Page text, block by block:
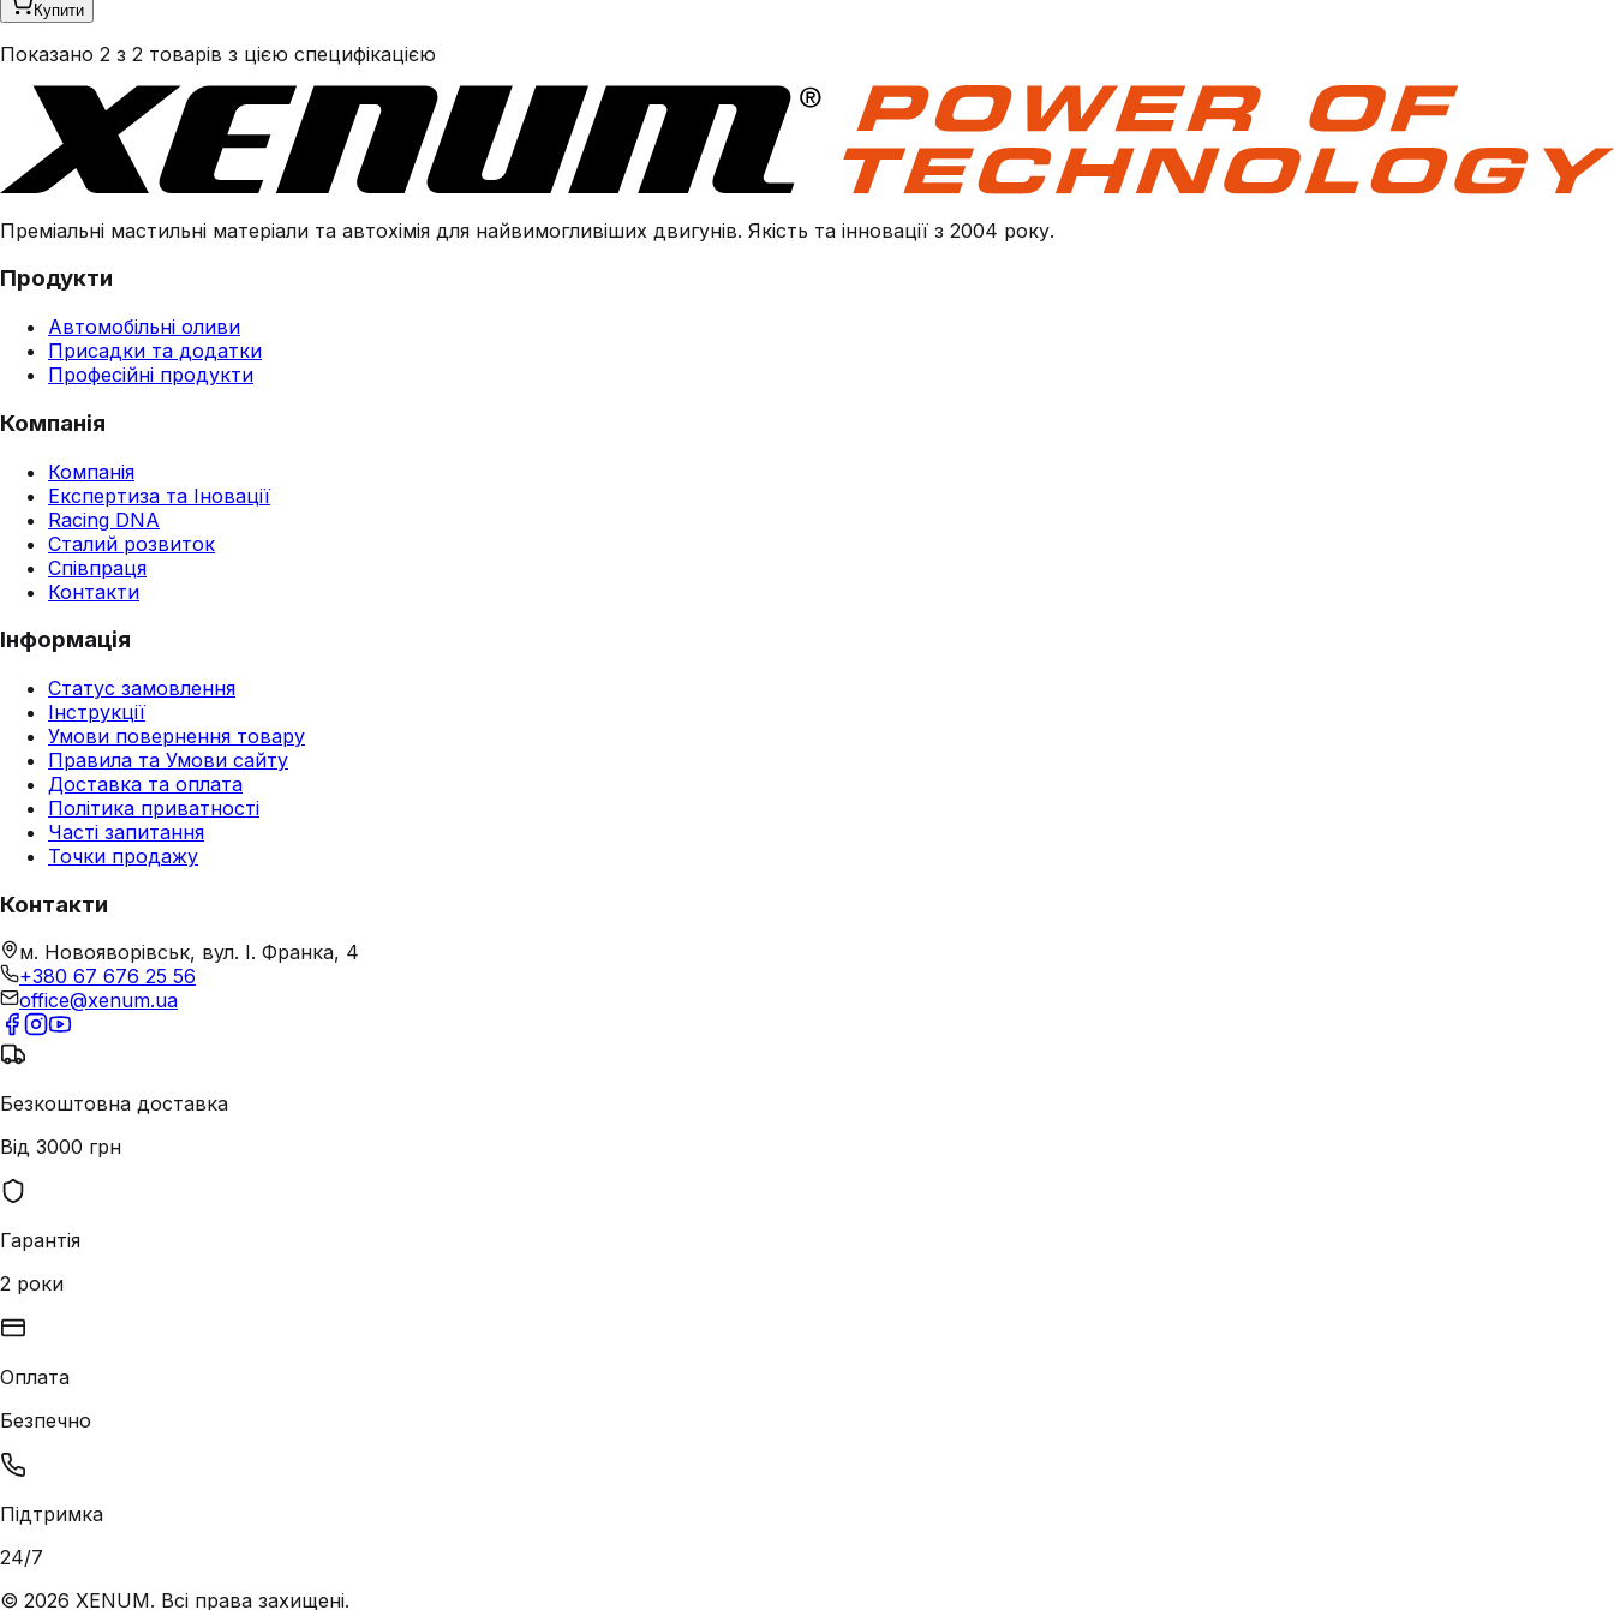
Купити
Показано 2 з 2 товарів з цією специфікацією
Преміальні мастильні матеріали та автохімія для найвимогливіших двигунів. Якість та інновації з 2004 року.
Продукти
Автомобільні оливи
Присадки та додатки
Професійні продукти
Компанія
Компанія
Експертиза та Іновації
Racing DNA
Сталий розвиток
Співпраця
Контакти
Інформація
Статус замовлення
Інструкції
Умови повернення товару
Правила та Умови сайту
Доставка та оплата
Політика приватності
Часті запитання
Точки продажу
Контакти
м. Новояворівськ, вул. І. Франка, 4
+380 67 676 25 56
office@xenum.ua
Безкоштовна доставка
Від 3000 грн
Гарантія
2 роки
Оплата
Безпечно
Підтримка
24/7
© 2026 XENUM. Всі права захищені.